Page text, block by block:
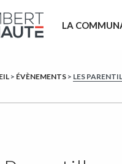
LA
> ÉVÈNEMENTS > LES